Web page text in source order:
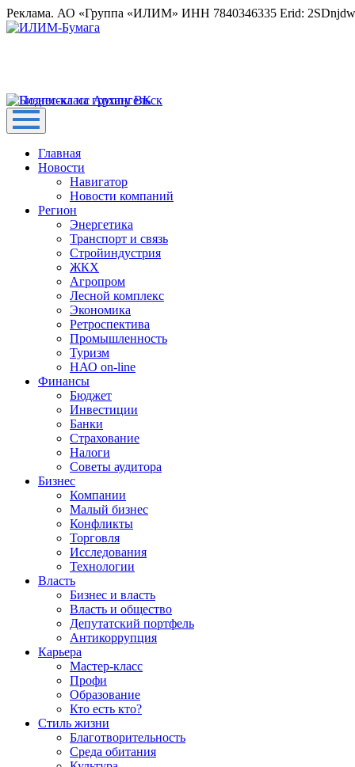
Реклама. АО «Группа «ИЛИМ» ИНН 7840346335 Erid:
Главная
Новости
Навигатор
Новости компаний
Регион
Энергетика
Транспорт и связь
Стройиндустрия
ЖКХ
Агропром
Лесной комплекс
Экономика
Ретроспектива
Промышленность
Туризм
НАО on-line
Финансы
Бюджет
Инвестиции
Банки
Страхование
Налоги
Советы аудитора
Бизнес
Компании
Малый бизнес
Конфликты
Торговля
Исследования
Технологии
Власть
Бизнес и власть
Власть и общество
Депутатский портфель
Антикоррупция
Карьера
Мастер-класс
Профи
Образование
Кто есть кто?
Стиль жизни
Благотворительность
Среда обитания